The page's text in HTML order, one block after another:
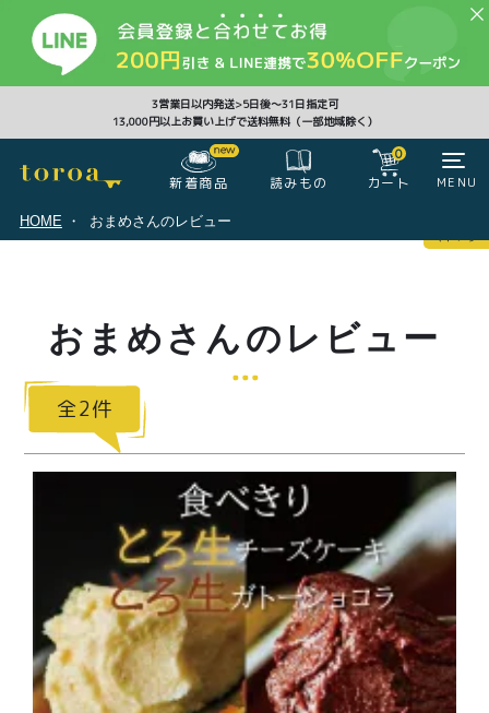
3営業日以内発送>5日後〜31日指定可
13,000円以上お買い上げで送料無料（一部地域除く）
新着商品 読みもの
0
カート MENU
CLOSE
0
注文履歴 会員登録情報 ポイント
とろ生ガトーショコラ
とろ生 まとめ買いお得
セット
お中元
とろ生チーズケーキ
濃抹茶とろ生ガトーシ
ョコラ
とろ生シュー
HOME おまめさんのレビュー
おまめさんのレビュー
2